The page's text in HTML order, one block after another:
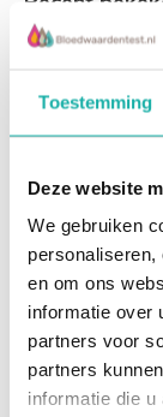
Toestemming
Deze website
We gebruiken
en om ons
informatie over
partners voor
partners
informatie die
Dit
welke
Closed Gut
Buikpijn of last
darmen begint
closed gut